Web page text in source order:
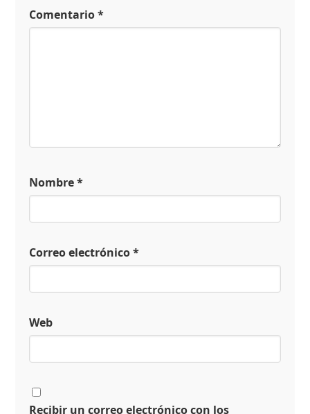
Comentario*
Nombre*
Correo electrónico*
Web
Recibir un correo electrónico con los